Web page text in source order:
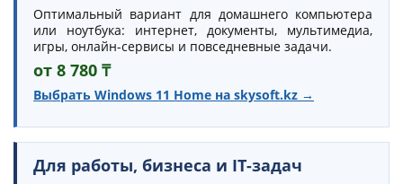
Оптимальный вариант для домашнего компьютера
или ноутбука: интернет, документы, мультимедиа,
игры, онлайн-сервисы и повседневные задачи.
от 8 780 ₸
Выбрать Windows 11 Home на skysoft.kz →
Для работы, бизнеса и IT-задач